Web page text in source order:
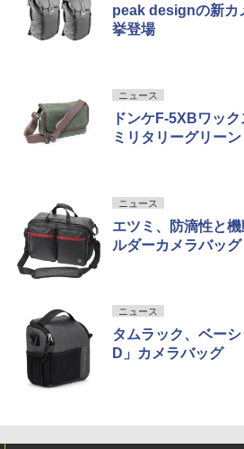
peak designの新カ
挙登場
ニュース
ドンケF-5XBワッ
ミリタリーグリーン
ニュース
エツミ、防滴性と
ルダーカメラバッグ
ニュース
タムラック、ベー
D」カメラバッグ